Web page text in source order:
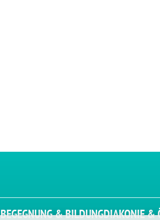
BEGEGNUNG & BILDUNGDIAKONIE &